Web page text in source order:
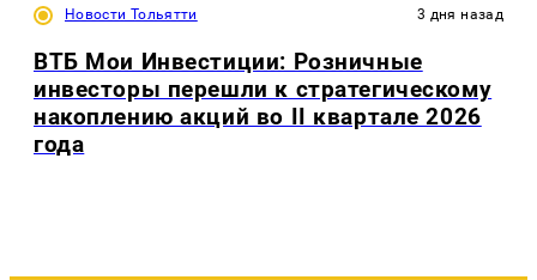
Новости Тольятти 3 дня назад
ВТБ Мои Инвестиции: Розничные
инвесторы перешли к стратегическому
накоплению акций во II квартале 2026
года